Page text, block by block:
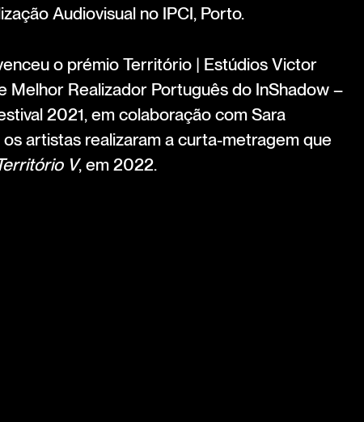
Audiovisual no IPCI, Porto.
o prémio Território | Estúdios Victor
Melhor Realizador Português do InShadow –
2021, em colaboração com Sara
artistas realizaram a curta-metragem que
V, em 2022.